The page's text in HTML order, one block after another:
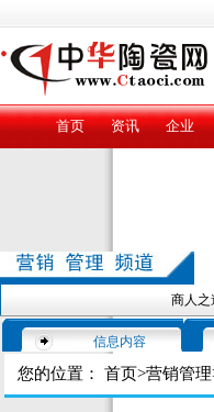
首页 资讯 企业
商人之
信息内容
您的位置： 首页>营销管理